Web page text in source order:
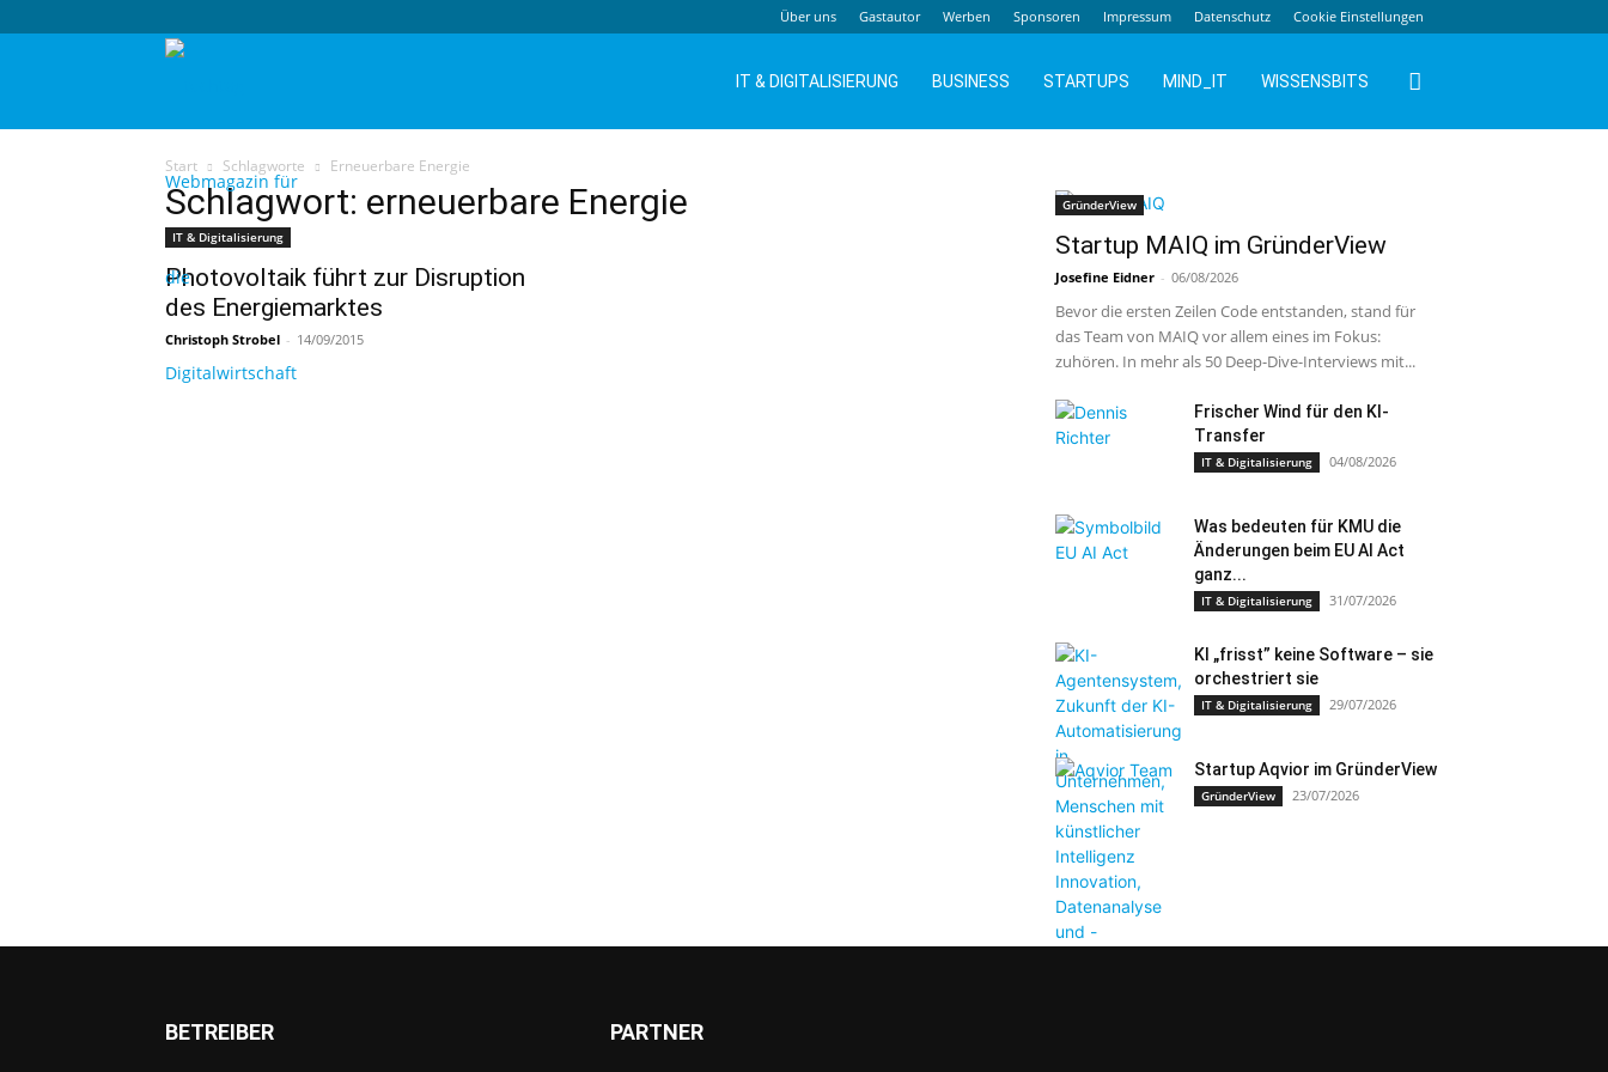
Über uns Gastautor Werben Sponsoren Impressum Datenschutz Cookie Einstellungen
IT & DIGITALISIERUNG BUSINESS STARTUPS MIND_IT WISSENSBITS
Start Schlagworte Erneuerbare Energie
Schlagwort: erneuerbare Energie
IT & Digitalisierung
Photovoltaik führt zur Disruption
des Energiemarktes
Christoph Strobel - 14/09/2015
GründerView
Startup MAIQ im GründerView
Josefine Eidner - 06/08/2026
Bevor die ersten Zeilen Code entstanden, stand für
das Team von MAIQ vor allem eines im Fokus:
zuhören. In mehr als 50 Deep-Dive-Interviews mit...
Frischer Wind für den KI-
Transfer
IT & Digitalisierung 04/08/2026
Was bedeuten für KMU die
Änderungen beim EU AI Act
ganz...
IT & Digitalisierung 31/07/2026
KI „frisst” keine Software – sie
orchestriert sie
IT & Digitalisierung 29/07/2026
Startup Aqvior im GründerView
GründerView 23/07/2026
BETREIBER PARTNER